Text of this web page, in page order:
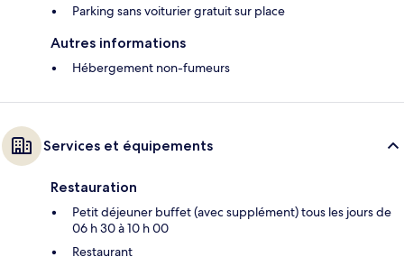
Parking sans voiturier gratuit sur place
Autres informations
Hébergement non-fumeurs
Services et équipements
Restauration
Petit déjeuner buffet (avec supplément) tous les jours de
06 h 30 à 10 h 00
Restaurant